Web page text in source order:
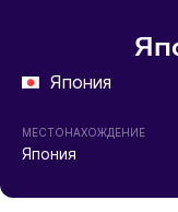
Япония
МЕСТОНАХОЖДЕНИЕ
Япония